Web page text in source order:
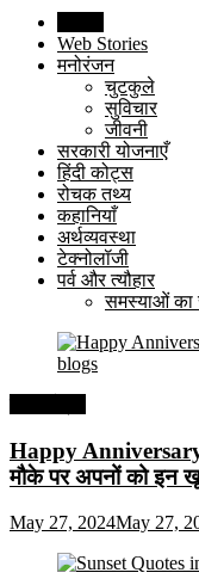
Web Stories
मनोरंजन
चुटकुले
सुविचार
जीवनी
सरकारी योजनाएँ
हिंदी कोट्स
रोचक तथ्य
कहानियाँ
अर्थव्यवस्था
टेक्नोलॉजी
पर्व और त्यौहार
समस्याओं का
Happy Anniversary
मौके पर अपनों को इन
May 27, 2024May 27,